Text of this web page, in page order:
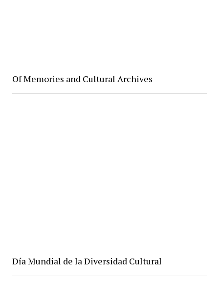
Of Memories and Cultural Archives
Día Mundial de la Diversidad Cultural